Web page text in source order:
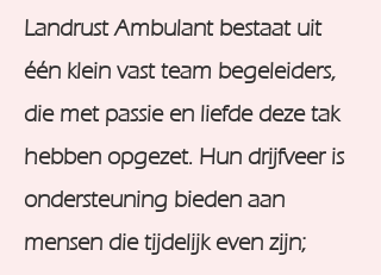
Landrust Ambulant bestaat uit
één klein vast team begeleiders,
die met passie en liefde deze tak
hebben opgezet. Hun drijfveer is
ondersteuning bieden aan
mensen die tijdelijk even zijn;